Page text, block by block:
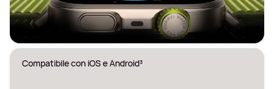
Compatibile con iOS e Android³